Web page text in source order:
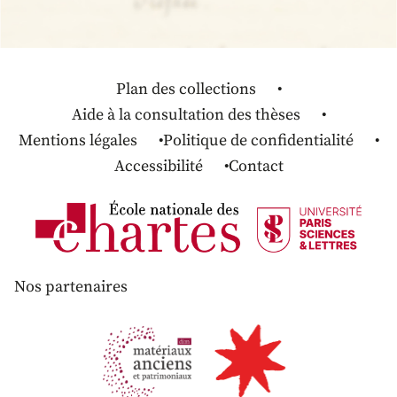
Plan des collections
Aide à la consultation des thèses
Mentions légales
Politique de confidentialité
Accessibilité
Contact
Nos partenaires